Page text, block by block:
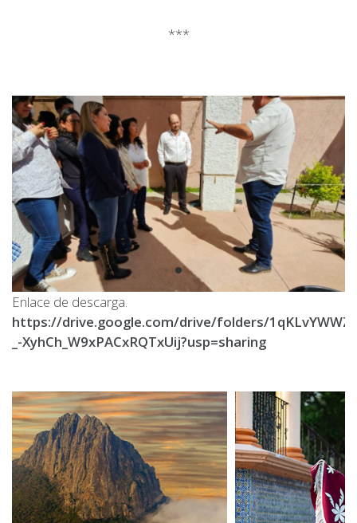
***
Enlace de descarga.
https://drive.google.com/drive/folders/
_-XyhCh_W9xPACxRQTxUij?usp=sharing